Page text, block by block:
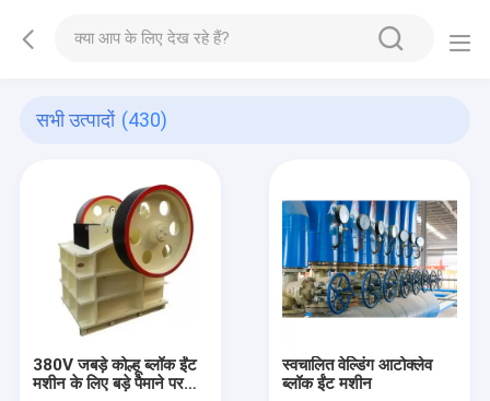
सभी उत्पादों (430)
380V जबड़े कोल्हू ब्लॉक ईंट
मशीन के लिए बड़े पैमाने पर
स्वचालित वेल्डिंग आटोक्लेव
ब्लॉक ईंट मशीन